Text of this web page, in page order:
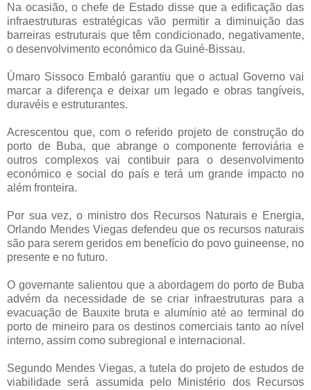
Na ocasião, o chefe de Estado disse que a edificação das
infraestruturas estratégicas vão permitir a diminuição das
barreiras estruturais que têm condicionado, negativamente,
o desenvolvimento económico da Guiné-Bissau.
Ùmaro Sissoco Embaló garantiu que o actual Governo vai
marcar a diferença e deixar um legado e obras tangíveis,
duravéis e estruturantes.
Acrescentou que, com o referido projeto de construção do
porto de Buba, que abrange o componente ferroviária e
outros complexos vai contibuir para o desenvolvimento
económico e social do país e terá um grande impacto no
além fronteira.
Por sua vez, o ministro dos Recursos Naturais e Energia,
Orlando Mendes Viegas defendeu que os recursos naturais
são para serem geridos em benefício do povo guineense, no
presente e no futuro.
O governante salientou que a abordagem do porto de Buba
advém da necessidade de se criar infraestruturas para a
evacuação de Bauxite bruta e alumínio até ao terminal do
porto de mineiro para os destinos comerciais tanto ao nível
interno, assim como subregional e internacional.
Segundo Mendes Viegas, a tutela do projeto de estudos de
viabilidade será assumida pelo Ministério dos Recursos